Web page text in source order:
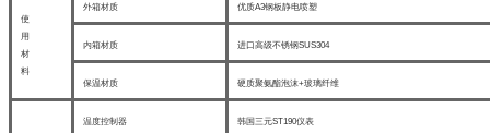
使
用
材
料
外箱材质 优质A3钢板静电喷塑
内箱材质 进口高级不锈钢SUS304
保温材质 硬质聚氨酯泡沫+玻璃纤维
温度控制器 韩国三元ST190仪表